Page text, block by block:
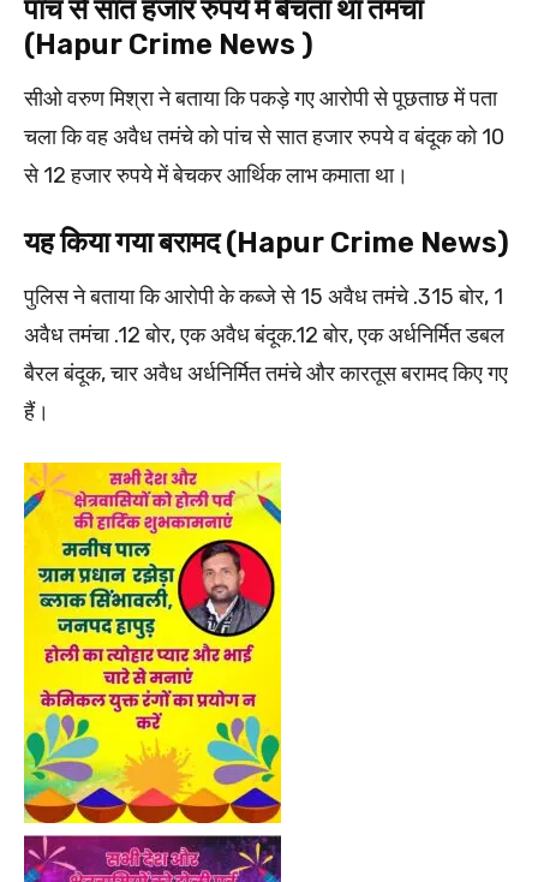
पांच से सात हजार रुपये में बेचता था तमंचा
(Hapur Crime News )
सीओ वरुण मिश्रा ने बताया कि पकड़े गए आरोपी से पूछताछ में पता
चला कि वह अवैध तमंचे को पांच से सात हजार रुपये व बंदूक को 10
से 12 हजार रुपये में बेचकर आर्थिक लाभ कमाता था।
यह किया गया बरामद (Hapur Crime News)
पुलिस ने बताया कि आरोपी के कब्जे से 15 अवैध तमंचे .315 बोर, 1
अवैध तमंचा .12 बोर, एक अवैध बंदूक.12 बोर, एक अर्धनिर्मित डबल
बैरल बंदूक, चार अवैध अर्धनिर्मित तमंचे और कारतूस बरामद किए गए
हैं।